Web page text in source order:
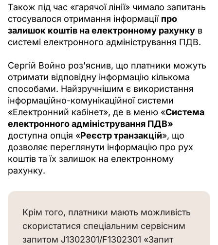
Також під час «гарячої лінії» чимало запитань
стосувалося отримання інформації про
залишок коштів на електронному рахунку в
системі електронного адміністрування ПДВ.
Сергій Войно роз’яснив, що платники можуть
отримати відповідну інформацію кількома
способами. Найзручнішим є використання
інформаційно-комунікаційної системи
«Електронний кабінет», де в меню «Система
електронного адміністрування ПДВ»
доступна опція «Реєстр транзакцій», що
дозволяє переглянути інформацію про рух
коштів та їх залишок на електронному
рахунку.
Крім того, платники мають можливість
скористатися спеціальним сервісним
запитом J1302301/F1302301 «Запит